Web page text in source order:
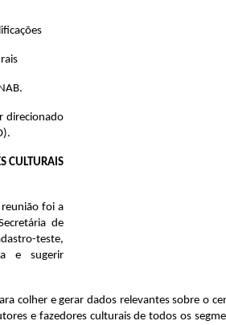
direcionado
CULTURAIS
foi a
de
teste,
e sugerir
colher e gerar dados relevantes sobre o
e fazedores culturais de todos os